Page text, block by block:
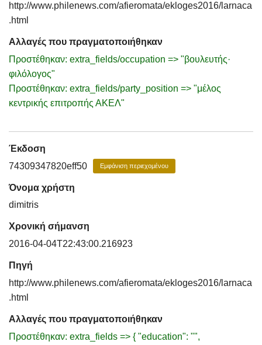
http://www.philenews.com/afieromata/ekloges2016/larnaca
.html
Αλλαγές που πραγματοποιήθηκαν
Προστέθηκαν: extra_fields/occupation => "βουλευτής·
φιλόλογος"
Προστέθηκαν: extra_fields/party_position => "μέλος
κεντρικής επιτροπής ΑΚΕΛ"
Έκδοση
74309347820eff50
Εμφάνιση περιεχομένου
Όνομα χρήστη
dimitris
Χρονική σήμανση
2016-04-04T22:43:00.216923
Πηγή
http://www.philenews.com/afieromata/ekloges2016/larnaca
.html
Αλλαγές που πραγματοποιήθηκαν
Προστέθηκαν: extra_fields => { "education": "",